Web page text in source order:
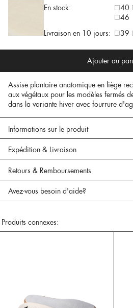
En stock:
40
46
Livraison en 10 jours:
39
Ajouter au
Assise plantaire anatomique en liège
aux végétaux pour les modèles fermés
dans la variante hiver avec fourrure
Informations sur le produit
Expédition & Livraison
Retours & Remboursements
Avez-vous besoin d'aide?
Produits connexes: